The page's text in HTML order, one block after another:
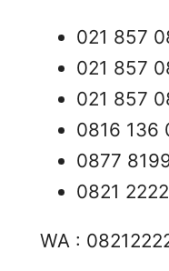
021 857
021 857
021 857
0816 136
0877
0821
WA :